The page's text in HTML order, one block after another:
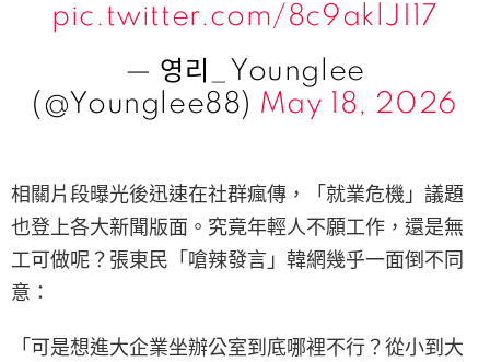
pic.twitter.com/8c9aklJI17
— 영리_Younglee
(@Younglee88) May 18, 2026
相關片段曝光後迅速在社群瘋傳，「就業危機」議題
也登上各大新聞版面。究竟年輕人不願工作，還是無
工可做呢？張東民「嗆辣發言」韓網幾乎一面倒不同
意：
「可是想進大企業坐辦公室到底哪裡不行？從小到大